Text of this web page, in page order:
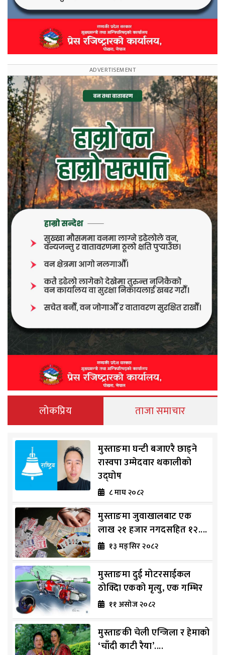
लोकप्रिय ताजा समाचार
मुस्ताङमा घन्टी बजाएरै छाड्ने
रास्वपा उम्मेदवार थकालीको
उद्घोष
८ माघ २०८२
मुस्ताङमा जुवाखालबाट एक
लाख २१ हजार नगदसहित १२....
१३ मङ्सिर २०८२
मुस्ताङमा दुई मोटरसाईकल
ठोक्दिा एकको मृत्यु, एक गम्भिर
११ असोज २०८२
मुस्ताङकी चेली एन्जिला र हेमाको
‘चाँदी काटी रैया’....